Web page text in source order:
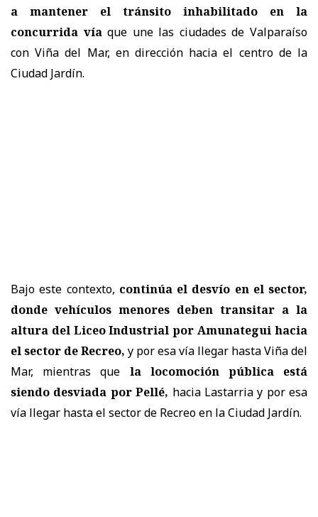
a mantener el tránsito inhabilitado en la
concurrida víaque une las ciudades de Valparaíso
con Viña del Mar, en dirección hacia el centro de la
Ciudad Jardín.
Bajo este contexto, continúa el desvío en el sector,
donde vehículos menores deben transitar a la
altura del Liceo Industrial por Amunategui hacia
el sector de Recreo, y por esa vía llegar hasta Viña del
Mar, mientras que la locomoción pública está
siendo desviada por Pellé, hacia Lastarria y por esa
vía llegar hasta el sector de Recreo en la Ciudad Jardín.